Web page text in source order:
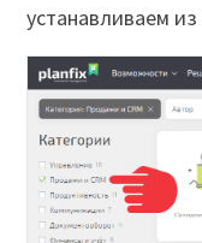
устанавливаем